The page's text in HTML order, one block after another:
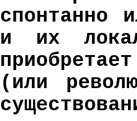
спонтанно
и их
(или